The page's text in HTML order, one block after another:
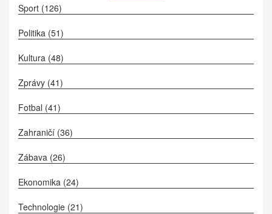
Sport (126)
Politika (51)
Kultura (48)
Zprávy (41)
Fotbal (41)
Zahraničí (36)
Zábava (26)
Ekonomika (24)
Technologie (21)